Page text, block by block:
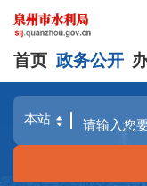
首页 政务公开